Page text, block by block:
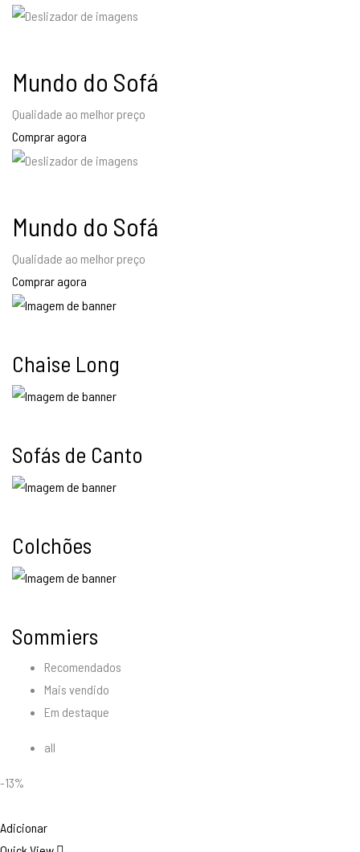
Mundo do Sofá
Qualidade ao melhor preço
Comprar agora
Mundo do Sofá
Qualidade ao melhor preço
Comprar agora
Chaise Long
Sofás de Canto
Colchões
Sommiers
Recomendados
Mais vendido
Em destaque
all
-13%
Adicionar